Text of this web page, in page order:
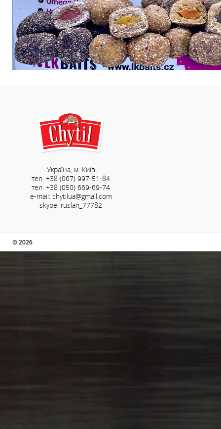
Україна, м. Київ
тел. +38 (067) 997-51-84
тел. +38 (050) 669-69-74
e-mail: chytilua@gmail.com
skype: ruslan_77782
© 2026